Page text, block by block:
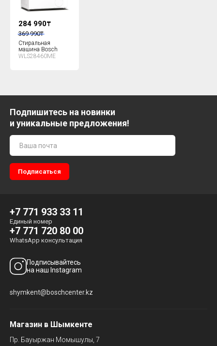
284 990₸
369 990₸
Стиральная
машина Bosch
WLS28460ME
Подпишитесь на новинки
и уникальные предложения!
+7 771 933 33 11
Единый номер
+7 771 720 80 00
WhatsApp консультация
Подписывайтесь
на наш Instagram
shymkent@boschcenter.kz
Магазин в Шымкенте
Пр. Бауыржан Момышулы, 7